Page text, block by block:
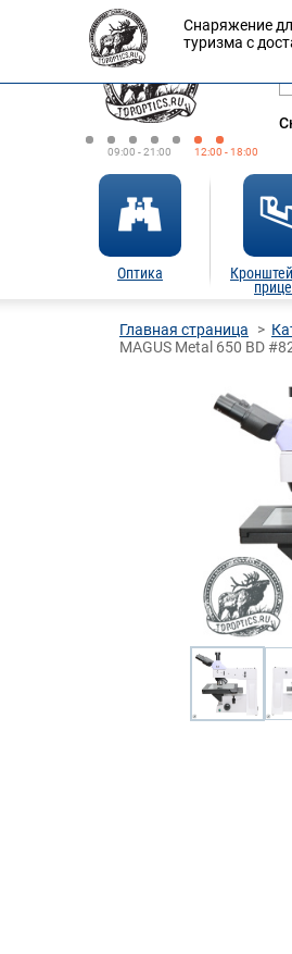
09:00 - 21:00 12:00 - 18:00
Оптика
Снаряжение
туризма с
Главная страница
MAGUS Metal 650 BD